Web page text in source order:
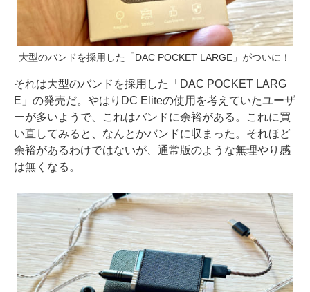
大型のバンドを採用した「DAC POCKET LARGE」がついに！
それは大型のバンドを採用した「DAC POCKET LARG
E」の発売だ。やはりDC Eliteの使用を考えていたユーザ
ーが多いようで、これはバンドに余裕がある。これに買
い直してみると、なんとかバンドに収まった。それほど
余裕があるわけではないが、通常版のような無理やり感
は無くなる。